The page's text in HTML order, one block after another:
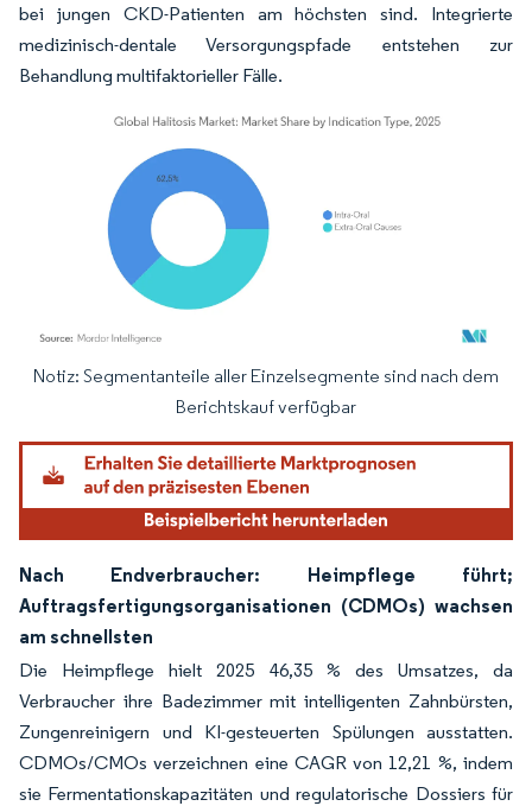
bei jungen CKD-Patienten am höchsten sind. Integrierte
medizinisch-dentale Versorgungspfade entstehen zur
Behandlung multifaktorieller Fälle.
Bild © Mordor Intelligence. Wiederverwendung erfordert Namensnennung
Notiz: Segmentanteile aller Einzelsegmente sind nach dem
Berichtskauf verfügbar
Nach Endverbraucher: Heimpflege führt;
Auftragsfertigungsorganisationen (CDMOs) wachsen
am schnellsten
Die Heimpflege hielt 2025 46,35 % des Umsatzes, da
Verbraucher ihre Badezimmer mit intelligenten Zahnbürsten,
Zungenreinigern und KI-gesteuerten Spülungen ausstatten.
CDMOs/CMOs verzeichnen eine CAGR von 12,21 %, indem
sie Fermentationskapazitäten und regulatorische Dossiers für